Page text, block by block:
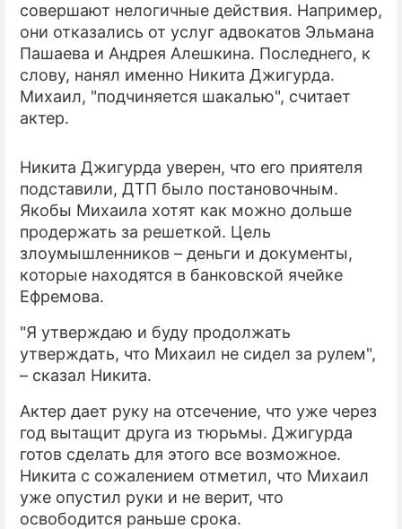
О ПРОЕКТЕ
совершают нелогичные действия. Например,
они отказались от услуг адвокатов Эльмана
Пашаева и Андрея Алешкина. Последнего, к
слову, нанял именно Никита Джигурда.
Михаил, "подчиняется шакалью", считает
актер.
Никита Джигурда уверен, что его приятеля
подставили, ДТП было постановочным.
Якобы Михаила хотят как можно дольше
продержать за решеткой. Цель
злоумышленников – деньги и документы,
которые находятся в банковской ячейке
Ефремова.
"Я утверждаю и буду продолжать
утверждать, что Михаил не сидел за рулем",
– сказал Никита.
Актер дает руку на отсечение, что уже через
год вытащит друга из тюрьмы. Джигурда
готов сделать для этого все возможное.
Никита с сожалением отметил, что Михаил
уже опустил руки и не верит, что
освободится раньше срока.